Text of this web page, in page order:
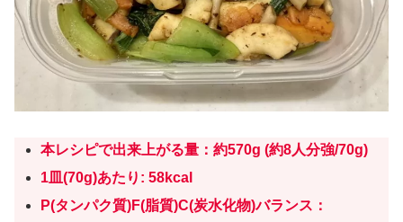
本レシピで出来上がる量：約570g (約8人分強/70g)
1皿(70g)あたり: 58kcal
P(タンパク質)F(脂質)C(炭水化物)バランス ：